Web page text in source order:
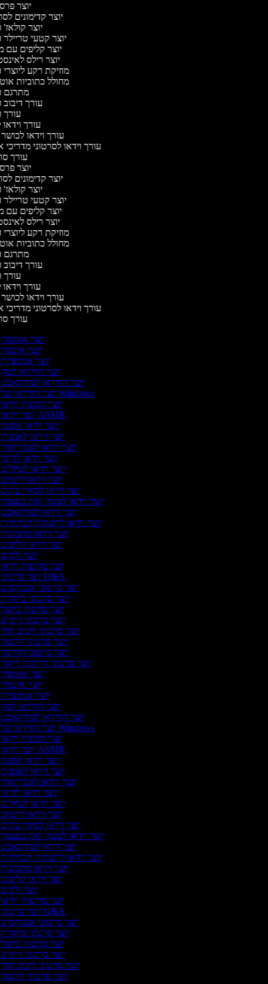
יוצר
יוצר קדימונים
יוצר
יוצר קטעי טריילר
יוצר קליפים עם
יוצר רילס
מוזיקת רקע
מחולל כתוביות
מתרגם
עורך
עורך וידאו
עורך וידאו
עורך וידאו לסרטוני מדריכי
עורך
יוצר
יוצר קדימונים
יוצר
יוצר קטעי טריילר
יוצר קליפים עם
יוצר רילס
מוזיקת רקע
מחולל כתוביות
מתרגם
עורך
עורך וידאו
עורך וידאו
עורך וידאו לסרטוני מדריכי
עורך
יוצר
יוצר
יוצר
יוצר הווידאו
יוצר הווידאו
יוצר הווידאו של Windows
יוצר הזמנות
יוצר וידאו ASMR
יוצר וידאו
יוצר וידאו
יוצר וידאו
יוצר וידאו
יוצר וידאו
יוצר וידאו
יוצר וידאו לסיורי
יוצר וידאו לעשה זאת
יוצר וידאו
יוצר וידאו לרשתות
יוצר וידאו
יוצר וידאו
יוצר
יוצר מודעות
יוצר סרטוני Q&A
יוצר סרטוני
יוצר סרטוני
יוצר סרטוני
יוצר סרטוני
יוצר סרטוני דיבוב
יוצר סרטוני
יוצר סרטוני
יוצר סרטוני הדרכת
יוצר
יוצר
יוצר
יוצר הווידאו
יוצר הווידאו
יוצר הווידאו של Windows
יוצר הזמנות
יוצר וידאו ASMR
יוצר וידאו
יוצר וידאו
יוצר וידאו
יוצר וידאו
יוצר וידאו
יוצר וידאו
יוצר וידאו לסיורי
יוצר וידאו לעשה זאת
יוצר וידאו
יוצר וידאו לרשתות
יוצר וידאו
יוצר וידאו
יוצר
יוצר מודעות
יוצר סרטוני Q&A
יוצר סרטוני
יוצר סרטוני
יוצר סרטוני
יוצר סרטוני
יוצר סרטוני דיבוב
יוצר סרטוני